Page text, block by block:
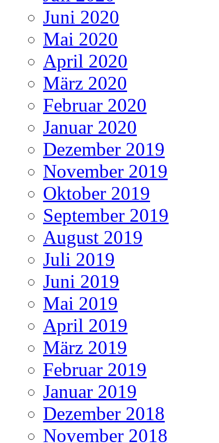
Juni 2020
Mai 2020
April 2020
März 2020
Februar 2020
Januar 2020
Dezember 2019
November 2019
Oktober 2019
September 2019
August 2019
Juli 2019
Juni 2019
Mai 2019
April 2019
März 2019
Februar 2019
Januar 2019
Dezember 2018
November 2018